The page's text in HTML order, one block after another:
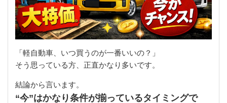
「軽自動車、いつ買うのが一番いいの？」
そう思っている方、正直かなり多いです。
結論から言います。
“今”はかなり条件が揃っているタイミングで